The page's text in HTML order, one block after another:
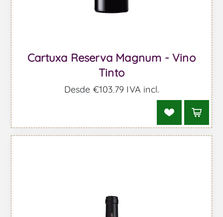
Cartuxa Reserva Magnum - Vino
Tinto
Desde €103,79 IVA incl.